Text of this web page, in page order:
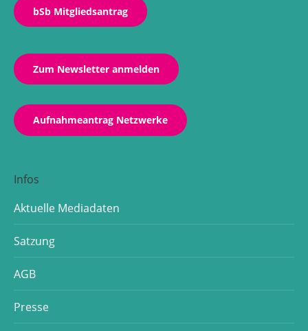
new
window
new
window
new
window
bSb Mitgliedsantrag
Zum Newsletter anmelden
Aufnahmeantrag Netzwerke
Infos
Aktuelle Mediadaten
Satzung
AGB
Presse